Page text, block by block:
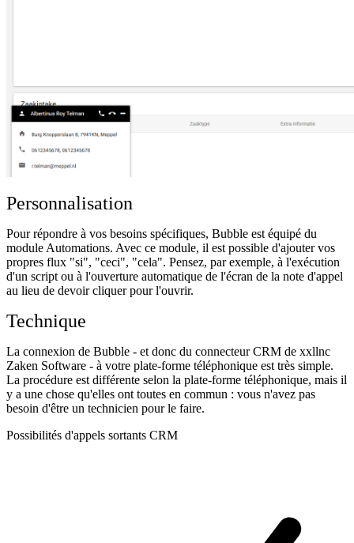
Personnalisation
Pour répondre à vos besoins spécifiques, Bubble est équipé du
module Automations. Avec ce module, il est possible d'ajouter vos
propres flux "si", "ceci", "cela". Pensez, par exemple, à l'exécution
d'un script ou à l'ouverture automatique de l'écran de la note d'appel
au lieu de devoir cliquer pour l'ouvrir.
Technique
La connexion de Bubble - et donc du connecteur CRM de xxllnc
Zaken Software - à votre plate-forme téléphonique est très simple.
La procédure est différente selon la plate-forme téléphonique, mais il
y a une chose qu'elles ont toutes en commun : vous n'avez pas
besoin d'être un technicien pour le faire.
Possibilités d'appels sortants CRM